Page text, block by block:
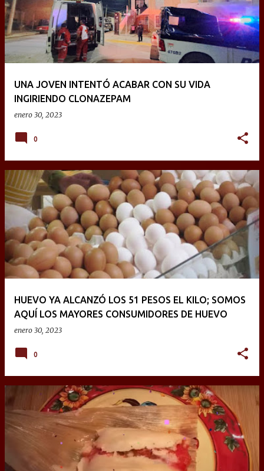
UNA JOVEN INTENTÓ ACABAR CON SU VIDA
INGIRIENDO CLONAZEPAM
enero 30, 2023
0
HUEVO YA ALCANZÓ LOS 51 PESOS EL KILO; SOMOS
AQUÍ LOS MAYORES CONSUMIDORES DE HUEVO
enero 30, 2023
0